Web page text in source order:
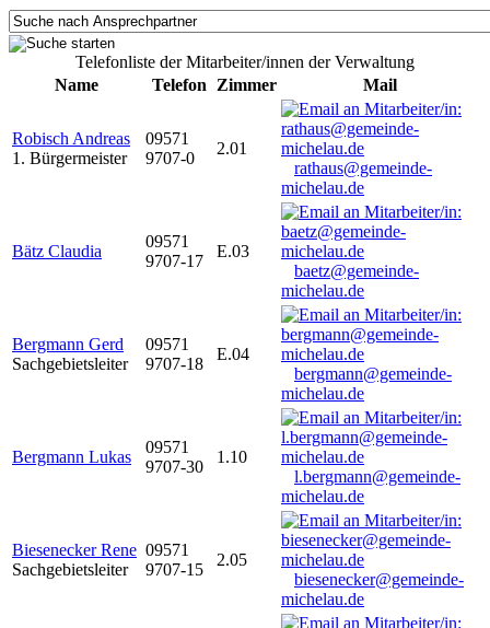
Telefonliste der Mitarbeiter/innen der Verwaltung
Name
Telefon Zimmer Mail
Robisch Andreas
1. Bürgermeister
09571
9707-0
2.01
rathaus@gemeinde-
michelau.de
Bätz Claudia
09571
9707-17
E.03
baetz@gemeinde-
michelau.de
Bergmann Gerd
Sachgebietsleiter
09571
9707-18
E.04
bergmann@gemeinde-
michelau.de
Bergmann Lukas
09571
9707-30
1.10
l.bergmann@gemeinde-
michelau.de
Biesenecker Rene
Sachgebietsleiter
09571
9707-15
2.05
biesenecker@gemeinde-
michelau.de